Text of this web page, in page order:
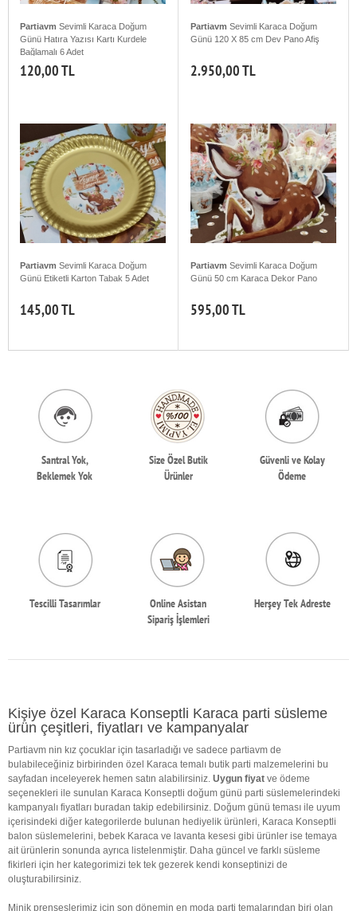
Partiavm Sevimli Karaca Doğum
Günü Hatıra Yazısı Kartı Kurdele
Bağlamalı 6 Adet
120,00 TL
Partiavm Sevimli Karaca Doğum
Günü 120 X 85 cm Dev Pano Afiş
2.950,00 TL
Partiavm Sevimli Karaca Doğum
Günü Etiketli Karton Tabak 5 Adet
145,00 TL
Partiavm Sevimli Karaca Doğum
Günü 50 cm Karaca Dekor Pano
595,00 TL
Santral Yok,
Beklemek Yok
Size Özel Butik
Ürünler
Güvenli ve Kolay
Ödeme
Tescilli Tasarımlar
Online Asistan
Sipariş İşlemleri
Herşey Tek Adreste
Kişiye özel Karaca Konseptli Karaca parti süsleme
ürün çeşitleri, fiyatları ve kampanyalar
Partiavm nin kız çocuklar için tasarladığı ve sadece partiavm de
bulabileceğiniz birbirinden özel Karaca temalı butik parti malzemelerini bu
sayfadan inceleyerek hemen satın alabilirsiniz. Uygun fiyat ve ödeme
seçenekleri ile sunulan Karaca Konseptli doğum günü parti süslemelerindeki
kampanyalı fiyatları buradan takip edebilirsiniz. Doğum günü teması ile uyum
içerisindeki diğer kategorilerde bulunan hediyelik ürünleri, Karaca Konseptli
balon süslemelerini, bebek Karaca ve lavanta kesesi gibi ürünler ise temaya
ait ürünlerin sonunda ayrıca listelenmiştir. Daha güncel ve farklı süsleme
fikirleri için her kategorimizi tek tek gezerek kendi konseptinizi de
oluşturabilirsiniz.
Minik prenseslerimiz için son dönemin en moda parti temalarından biri olan